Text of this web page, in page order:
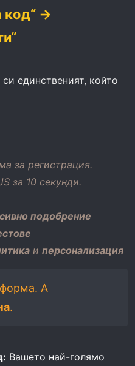
код“ →
единственият, който
за регистрация.
за 10 секунди.
подобрение
и персонализация
А
.
Вашето най-голямо